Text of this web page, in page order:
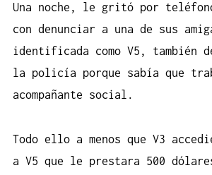
Una noche, le gritó por
con denunciar a una de sus
identificada como V5, también
la policía porque sabía que
acompañante social.
Todo ello a menos que V3
a V5 que le prestara 500